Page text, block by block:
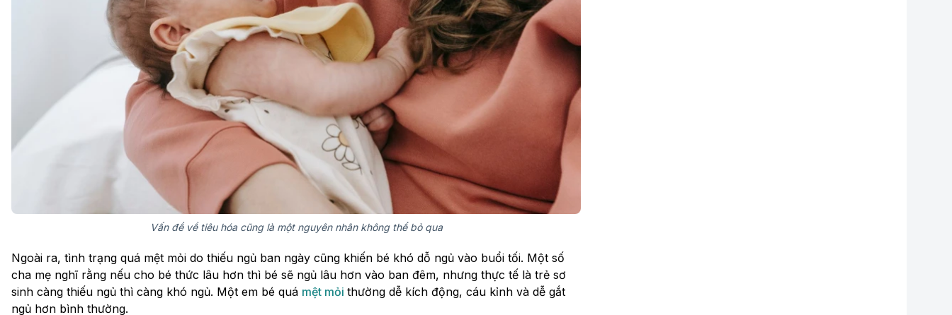
Vấn đề về tiêu hóa cũng là một nguyên nhân không thể bỏ qua
Ngoài ra, tình trạng quá mệt mỏi do thiếu ngủ ban ngày cũng khiến bé khó dỗ ngủ vào buổi tối. Một số
cha mẹ nghĩ rằng nếu cho bé thức lâu hơn thì bé sẽ ngủ lâu hơn vào ban đêm, nhưng thực tế là trẻ sơ
sinh càng thiếu ngủ thì càng khó ngủ. Một em bé quá mệt mỏi thường dễ kích động, cáu kỉnh và dễ gắt
ngủ hơn bình thường.